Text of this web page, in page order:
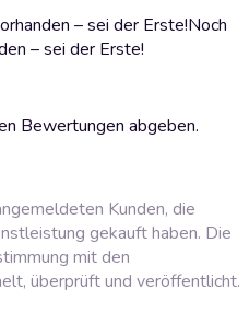
– sei der Erste!Noch
– sei der Erste!
Bewertungen abgeben.
Kunden, die
gekauft haben. Die
mit den
überprüft und veröffentlicht.